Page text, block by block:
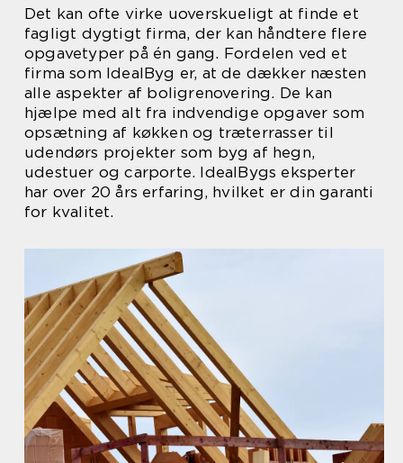
Det kan ofte virke uoverskueligt at finde et
fagligt dygtigt firma, der kan håndtere flere
opgavetyper på én gang. Fordelen ved et
firma som IdealByg er, at de dækker næsten
alle aspekter af boligrenovering. De kan
hjælpe med alt fra indvendige opgaver som
opsætning af køkken og træterrasser til
udendørs projekter som byg af hegn,
udestuer og carporte. IdealBygs eksperter
har over 20 års erfaring, hvilket er din garanti
for kvalitet.